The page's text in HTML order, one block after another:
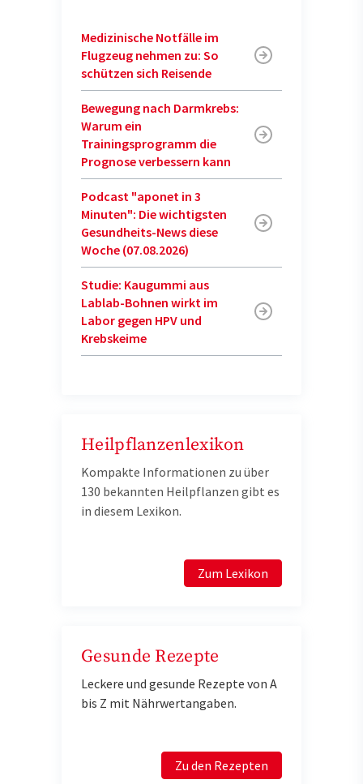
Medizinische Notfälle im
Flugzeug nehmen zu: So
schützen sich Reisende
Bewegung nach Darmkrebs:
Warum ein
Trainingsprogramm die
Prognose verbessern kann
Podcast "aponet in 3
Minuten": Die wichtigsten
Gesundheits-News diese
Woche (07.08.2026)
Studie: Kaugummi aus
Lablab-Bohnen wirkt im
Labor gegen HPV und
Krebskeime
Heilpflanzenlexikon
Kompakte Informationen zu über
130 bekannten Heilpflanzen gibt es
in diesem Lexikon.
Zum Lexikon
Gesunde Rezepte
Leckere und gesunde Rezepte von A
bis Z mit Nährwertangaben.
Zu den Rezepten